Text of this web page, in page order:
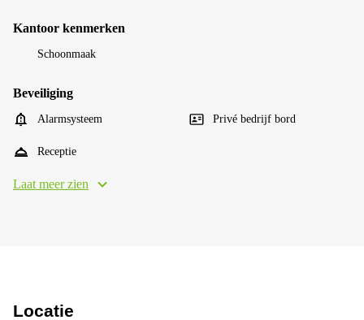
Kantoor kenmerken
Schoonmaak
Beveiliging
Alarmsysteem Privé bedrijf bord
Receptie
Laat meer zien
Locatie